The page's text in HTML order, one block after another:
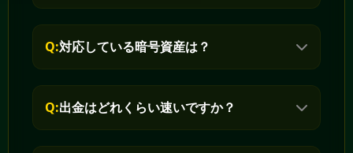
Q:対応している暗号資産は？
Q:出金はどれくらい速いですか？